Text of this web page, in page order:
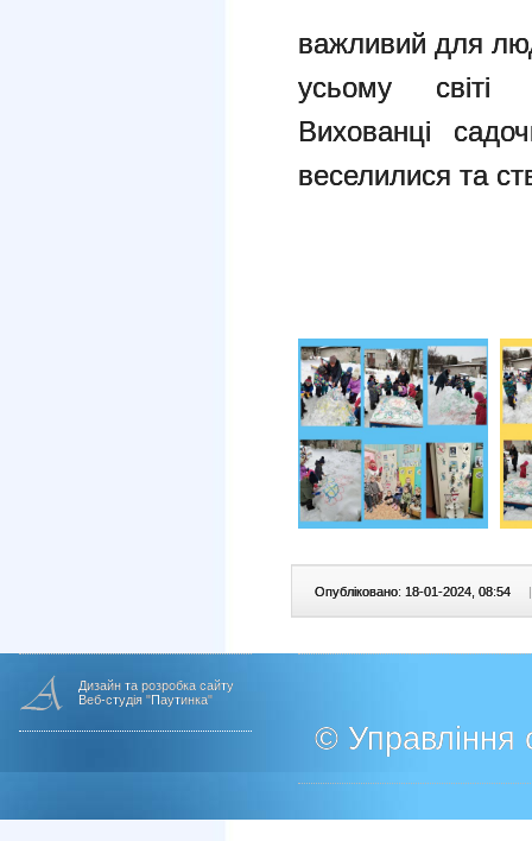
важливий для
усьому світі
Вихованці
веселилися та
Опубліковано: 18-01-2024, 08:54 |
Дизайн та розробка сайту
Веб-студія "Паутинка"
© Управління